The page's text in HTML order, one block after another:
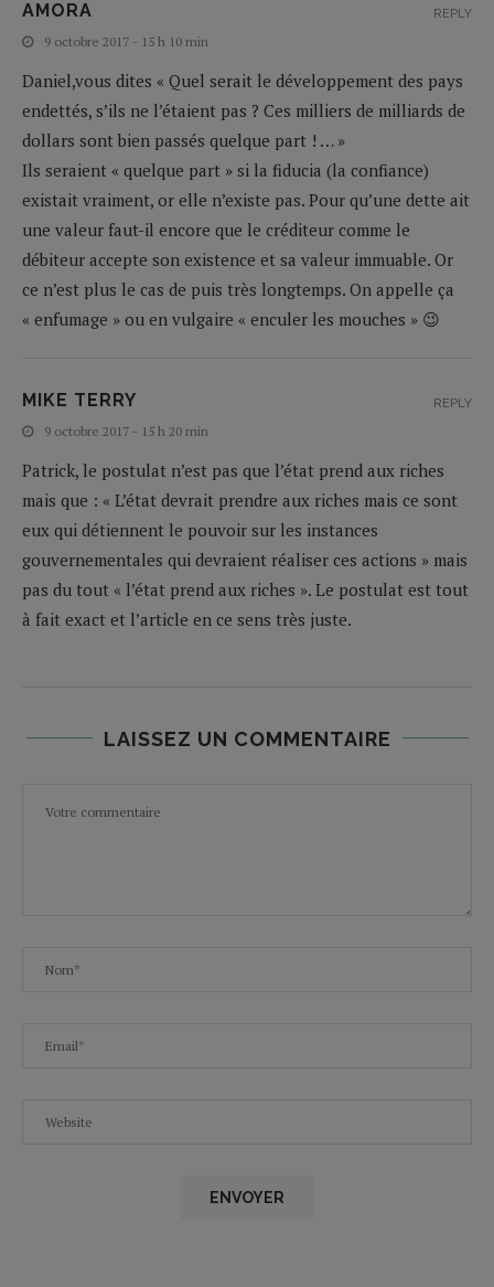
AMORA
9 octobre 2017 - 15 h 10 min
Daniel,vous dites « Quel serait le développement des pays
endettés, s’ils ne l’étaient pas ? Ces milliers de milliards de
dollars sont bien passés quelque part ! … »
Ils seraient « quelque part » si la fiducia (la confiance)
existait vraiment, or elle n’existe pas. Pour qu’une dette ait
une valeur faut-il encore que le créditeur comme le
débiteur accepte son existence et sa valeur immuable. Or
ce n’est plus le cas de puis très longtemps. On appelle ça
« enfumage » ou en vulgaire « enculer les mouches » 😉
REPLY
MIKE TERRY
9 octobre 2017 - 15 h 20 min
Patrick, le postulat n’est pas que l’état prend aux riches
mais que : « L’état devrait prendre aux riches mais ce sont
eux qui détiennent le pouvoir sur les instances
gouvernementales qui devraient réaliser ces actions » mais
pas du tout « l’état prend aux riches ». Le postulat est tout
à fait exact et l’article en ce sens très juste.
REPLY
LAISSEZ UN COMMENTAIRE